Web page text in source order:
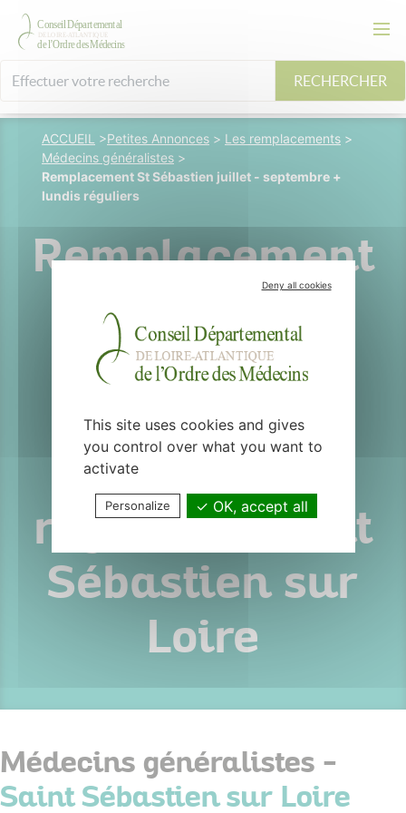
RECHERCHER
ACCUEIL >Petites Annonces > Les remplacements >
Médecins généralistes >
Remplacement St Sébastien juillet - septembre +
lundis réguliers
Remplacement
St Sébastien
juillet -
septembre +
lundis
réguliers Saint
Sébastien sur
Loire
Médecins généralistes -
Saint Sébastien sur Loire
Deny all cookies
This site uses cookies and gives
you control over what you want to
activate
Personalize OK, accept all